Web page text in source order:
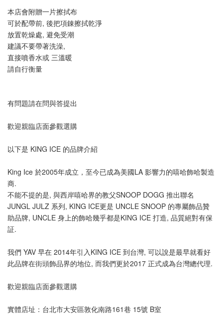
本店會附贈一片擦拭布
可於配帶前, 後把項錬擦拭乾淨
放置乾燥處, 避免受潮
建議不要帶著洗澡,
直接噴香水或 三溫暖
請自行衡量
有問題請在問與答提出
歡迎親臨店面參觀選購
以下是 KING ICE 的品牌介紹
King Ice 於2005年成立，至今已成為美國LA 影響力的嘻哈飾哈製造
商.
不能不提的是, 與西岸嘻哈界的教父SNOOP DOGG 推出聯名
JUNGL JULZ 系列, KING ICE更是 UNCLE SNOOP 的專屬飾品贊
助品牌, UNCLE 身上的飾哈幾乎都是KING ICE 打造, 品質絕對有保
証.
我們 YAV 早在 2014年引入KING ICE 到台灣, 可以說是最早就看好
此品牌在街頭飾品界的地位, 而我們更於2017 正式成為台灣總代理.
歡迎親臨店面參觀選購
實體店址：台北市大安區敦化南路161巷 15號 B室